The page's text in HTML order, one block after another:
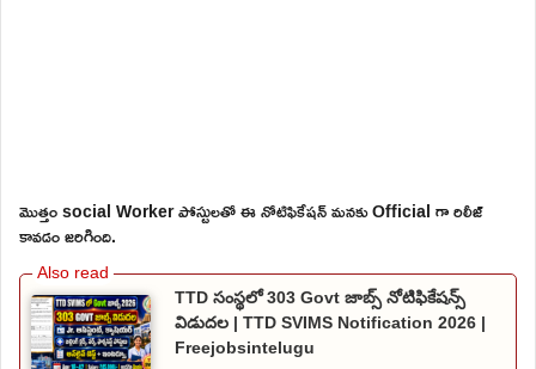
మొత్తం social Worker పోస్టులతో ఈ నోటిఫికేషన్ మనకు Official గా రిలీజ్
కావడం జరిగింది.
TTD సంస్థలో 303 Govt జాబ్స్ నోటిఫికేషన్స్
విడుదల | TTD SVIMS Notification 2026 |
Freejobsintelugu